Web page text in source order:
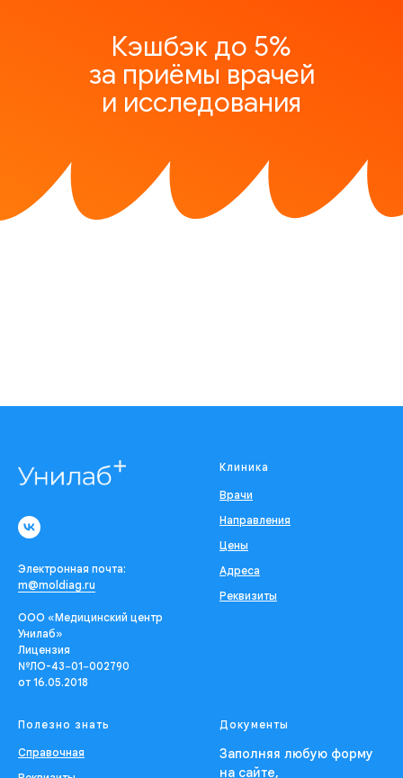
Кэшбэк до 5%
за приёмы врачей
и исследования
Электронная почта:
m@moldiag.ru
ООО «Медицинский центр
Унилаб»
Лицензия
№ЛО-43−01−002790
от 16.05.2018
Клиника
Врачи
Направления
Цены
Адреса
Реквизиты
Полезно знать
Справочная
Документы
Заполняя любую форму
на сайте,